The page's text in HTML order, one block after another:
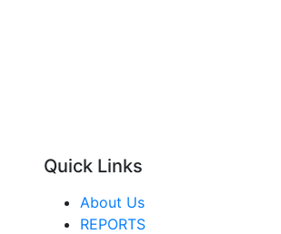
Quick Links
About Us
REPORTS